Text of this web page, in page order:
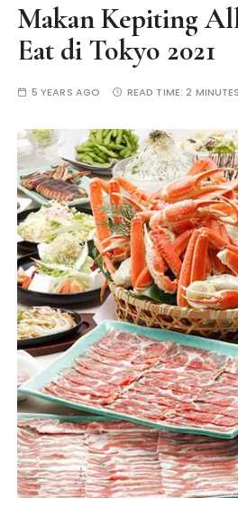
Makan Kepiting
Eat di Tokyo 2021
5 YEARS AGO READ TIME:2 MINUTES